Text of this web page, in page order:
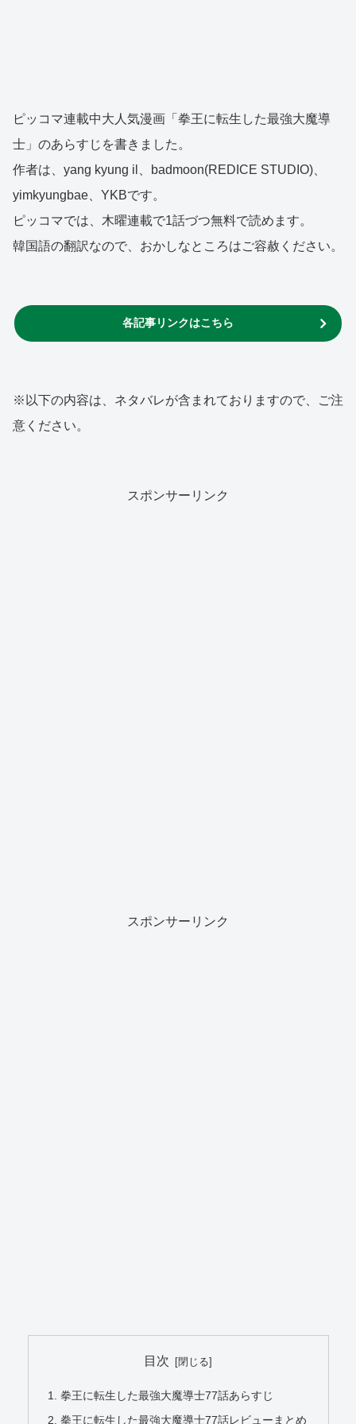
ピッコマ連載中大人気漫画「拳王に転生した最強大魔導
士」のあらすじを書きました。
作者は、yang kyung il、badmoon(REDICE STUDIO)、
yimkyungbae、YKBです。
ピッコマでは、木曜連載で1話づつ無料で読めます。
韓国語の翻訳なので、おかしなところはご容赦ください。
各記事リンクはこちら
※以下の内容は、ネタバレが含まれておりますので、ご注
意ください。
スポンサーリンク
スポンサーリンク
目次
拳王に転生した最強大魔導士77話あらすじ
拳王に転生した最強大魔導士77話レビューまとめ